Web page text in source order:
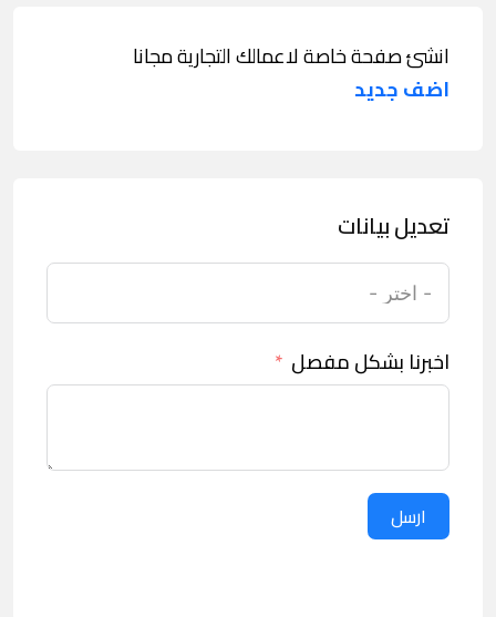
انشئ صفحة خاصة لاعمالك التجارية مجانا
اضف جديد
تعديل بيانات
اخبرنا بشكل مفصل
ارسل